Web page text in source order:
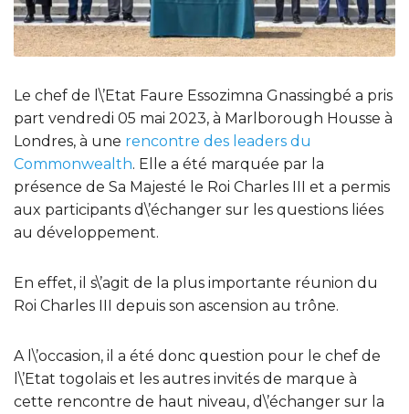
Le chef de l\’Etat Faure Essozimna Gnassingbé a pris
part vendredi 05 mai 2023, à Marlborough Housse à
Londres, à une rencontre des leaders du
Commonwealth. Elle a été marquée par la
présence de Sa Majesté le Roi Charles III et a permis
aux participants d\’échanger sur les questions liées
au développement.
En effet, il s\’agit de la plus importante réunion du
Roi Charles III depuis son ascension au trône.
A l\’occasion, il a été donc question pour le chef de
l\’Etat togolais et les autres invités de marque à
cette rencontre de haut niveau, d\’échanger sur la